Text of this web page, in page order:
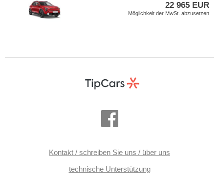
22 965 EUR
Möglichkeit der MwSt. abzusetzen
Kontakt / schreiben Sie uns / über uns
technische Unterstützung